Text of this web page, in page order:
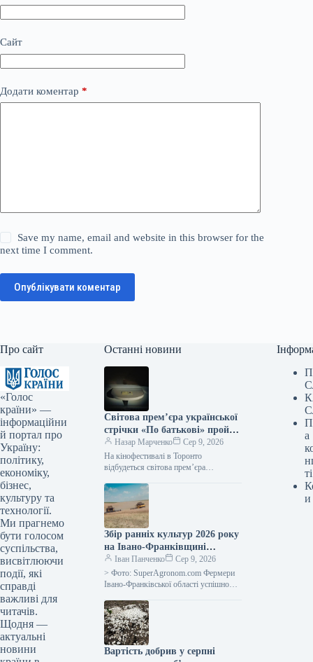
Сайт
Додати коментар *
Save my name, email and website in this browser for the
next time I comment.
Опублікувати коментар
Про сайт
«Голос
країни» —
інформаційни
й портал про
Україну:
політику,
економіку,
бізнес,
культуру та
технології.
Ми прагнемо
бути голосом
суспільства,
висвітлюючи
події, які
справді
важливі для
читачів.
Щодня —
актуальні
новини
Останні новини
Світова прем’єра української
стрічки «По батькові» пройде
на кінофестивалі в Торонто.
Назар Марченко
Сер 9, 2026
На кінофестивалі в Торонто
відбудеться світова прем’єра
09.08.2026 09:28 Укрінформ На 51-му
міжнародному кінофестивалі у
Торонто…
Збір ранніх культур 2026 року
на Івано-Франківщині
закінчено, середня
врожайність зернових – 5,64
тонни з гектара, повідомляє
Іван Панченко
Сер 9, 2026
> Фото: SuperAgronom.com Фермери
Івано-Франківської області успішно
зернобобових культур. Згідно з
оперативними відомостями від
департаменту…
Вартість добрив у серпні
а
ті
и